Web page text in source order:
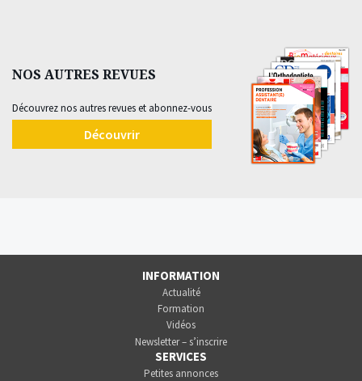
NOS AUTRES REVUES
Découvrez nos autres revues et abonnez-vous
Découvrir
INFORMATION
Actualité
Formation
Vidéos
Newsletter – s’inscrire
SERVICES
Petites annonces